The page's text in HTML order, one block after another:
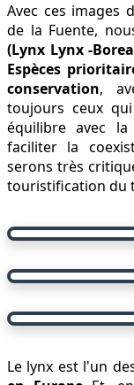
Avec ces images
de la Fuente,
(Lynx Lynx -
Espèces
conservation,
toujours ceux
équilibre avec
faciliter la
serons très
touristification du
Le lynx est l'un